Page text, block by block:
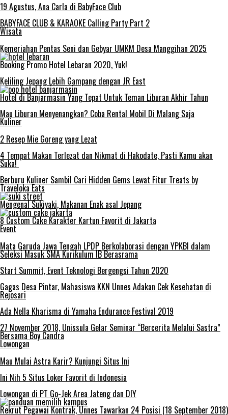
19 Agustus, Ana Carla di BabyFace Club
BABYFACE CLUB & KARAOKE Calling Party Part 2
Wisata
Kemeriahan Pentas Seni dan Gebyar UMKM Desa Manggihan 2025
Booking Promo Hotel Lebaran 2020, Yuk!
Keliling Jepang Lebih Gampang dengan JR East
Hotel di Banjarmasin Yang Tepat Untuk Teman Liburan Akhir Tahun
Mau Liburan Menyenangkan? Coba Rental Mobil Di Malang Saja
Kuliner
2 Resep Mie Goreng yang Lezat
4 Tempat Makan Terlezat dan Nikmat di Hakodate, Pasti Kamu akan
Suka!
Berburu Kuliner Sambil Cari Hidden Gems Lewat Fitur Treats by
Traveloka Eats
Mengenal Sukiyaki, Makanan Enak asal Jepang
8 Custom Cake Karakter Kartun Favorit di Jakarta
Event
Mata Garuda Jawa Tengah LPDP Berkolaborasi dengan YPKBI dalam
Seleksi Masuk SMA Kurikulum IB Berasrama
Start Summit, Event Teknologi Bergengsi Tahun 2020
Gagas Desa Pintar, Mahasiswa KKN Unnes Adakan Cek Kesehatan di
Rejosari
Ada Nella Kharisma di Yamaha Endurance Festival 2019
27 November 2018, Unissula Gelar Seminar “Bercerita Melalui Sastra”
Bersama Boy Candra
Lowongan
Mau Mulai Astra Karir? Kunjungi Situs Ini
Ini Nih 5 Situs Loker Favorit di Indonesia
Lowongan di PT Go-Jek Area Jateng dan DIY
Rekrut Pegawai Kontrak, Unnes Tawarkan 24 Posisi (18 September 2018)